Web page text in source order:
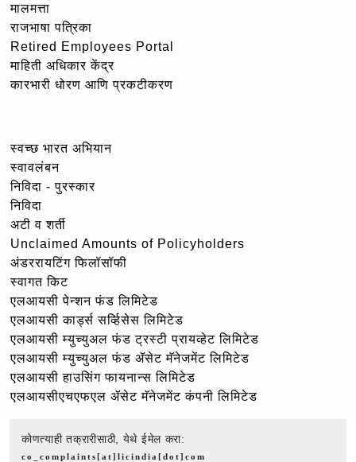
मालमत्ता
राजभाषा पत्रिका
Retired Employees Portal
माहिती अधिकार केंद्र
कारभारी धोरण आणि प्रकटीकरण
स्वच्छ भारत अभियान
स्वावलंबन
निविदा - पुरस्कार
निविदा
अटी व शर्ती
Unclaimed Amounts of Policyholders
अंडररायटिंग फिलॉसॉफी
स्वागत किट
एलआयसी पेन्शन फंड लिमिटेड
एलआयसी कार्ड्स सर्व्हिसेस लिमिटेड
एलआयसी म्युच्युअल फंड ट्रस्टी प्रायव्हेट लिमिटेड
एलआयसी म्युच्युअल फंड ॲसेट मॅनेजमेंट लिमिटेड
एलआयसी हाउसिंग फायनान्स लिमिटेड
एलआयसीएचएफएल ॲसेट मॅनेजमेंट कंपनी लिमिटेड
कोणत्याही तक्रारीसाठी, येथे ईमेल करा:
co_complaints[at]licindia[dot]com